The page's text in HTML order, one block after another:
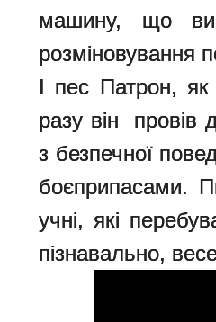
машину, що
розміновування
І пес Патрон,
разу він провів
з безпечної
боєприпасами.
учні, які
пізнавально,